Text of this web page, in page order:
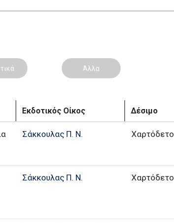
Άλλα
Εκδοτικός Οίκος Δέσιμο
Σάκκουλας Π. Ν. Χαρτόδετο
Σάκκουλας Π. Ν. Χαρτόδετο